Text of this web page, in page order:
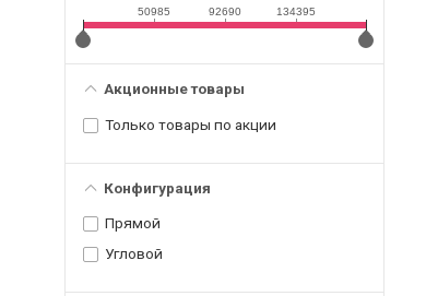
50985 92690 134395
Акционные товары
Только товары по акции
Конфигурация
Прямой
Угловой